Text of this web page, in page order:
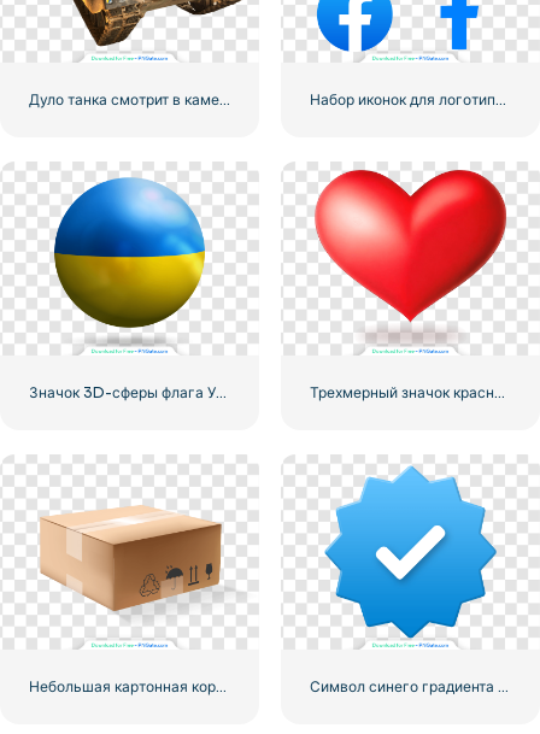
Дуло танка смотрит в камеру Набор иконок для логотипа Facebook
Значок 3D-сферы флага Украины Трехмерный значок красного сердца с тенью